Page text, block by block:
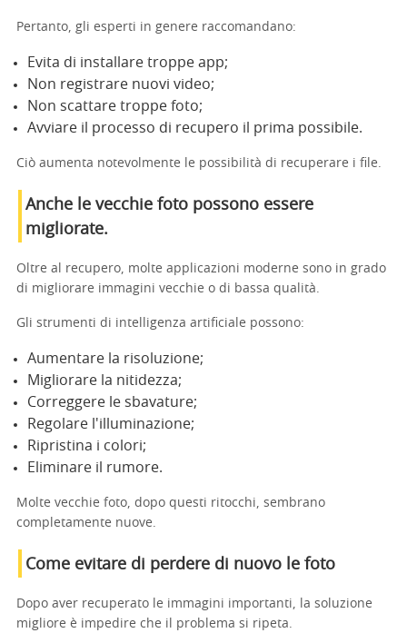
Pertanto, gli esperti in genere raccomandano:
Evita di installare troppe app;
Non registrare nuovi video;
Non scattare troppe foto;
Avviare il processo di recupero il prima possibile.
Ciò aumenta notevolmente le possibilità di recuperare i file.
Anche le vecchie foto possono essere
migliorate.
Oltre al recupero, molte applicazioni moderne sono in grado
di migliorare immagini vecchie o di bassa qualità.
Gli strumenti di intelligenza artificiale possono:
Aumentare la risoluzione;
Migliorare la nitidezza;
Correggere le sbavature;
Regolare l'illuminazione;
Ripristina i colori;
Eliminare il rumore.
Molte vecchie foto, dopo questi ritocchi, sembrano
completamente nuove.
Come evitare di perdere di nuovo le foto
Dopo aver recuperato le immagini importanti, la soluzione
migliore è impedire che il problema si ripeta.